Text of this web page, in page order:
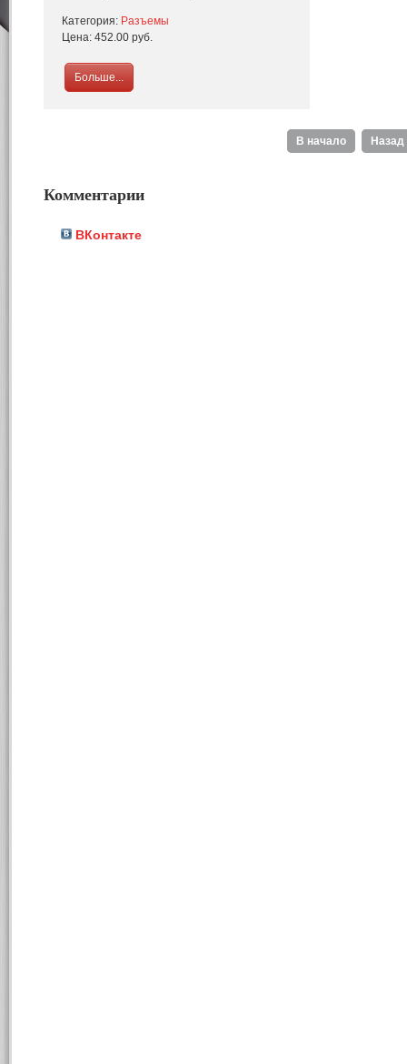
Категория: Разъемы
Цена: 452.00 руб.
Больше...
В начало Назад
Комментарии
ВКонтакте